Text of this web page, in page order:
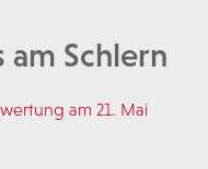
am Schlern
am 21. Mai